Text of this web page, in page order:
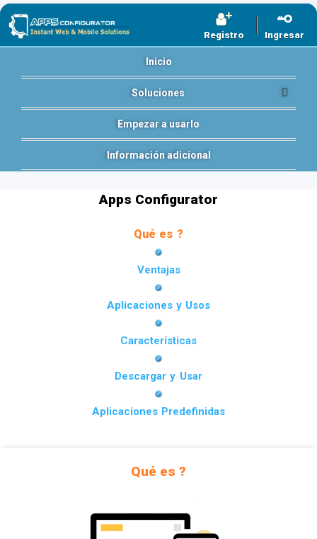
Registro Ingresar
Inicio
Soluciones
Empezar a usarlo
Información adicional
Apps Configurator
Qué es ?
Ventajas
Aplicaciones y Usos
Características
Descargar y Usar
Aplicaciones Predefinidas
Qué es ?